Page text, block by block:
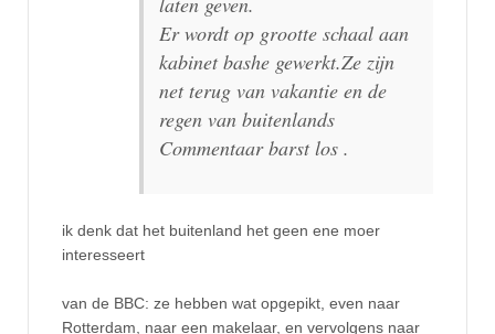
Er wordt op grootte schaal aan
kabinet bashe gewerkt.Ze zijn
net terug van vakantie en de
regen van buitenlands
Commentaar barst los .
ik denk dat het buitenland het geen ene moer
interesseert
van de BBC: ze hebben wat opgepikt, even naar
Rotterdam, naar een makelaar, en vervolgens naar